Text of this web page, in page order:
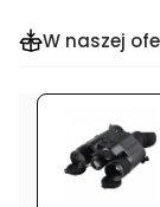
AF-
70
mm
f/2,8
W naszej